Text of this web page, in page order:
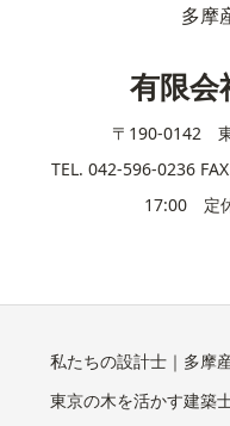
多摩
有限会
〒190-0142
TEL. 042-596-0236
17:00 定
私たちの設計士｜多摩
東京の木を活かす建築